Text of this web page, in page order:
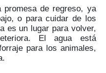
promesa de regreso, ya
o para cuidar de los
es un lugar para volver,
El agua está
para los animales,